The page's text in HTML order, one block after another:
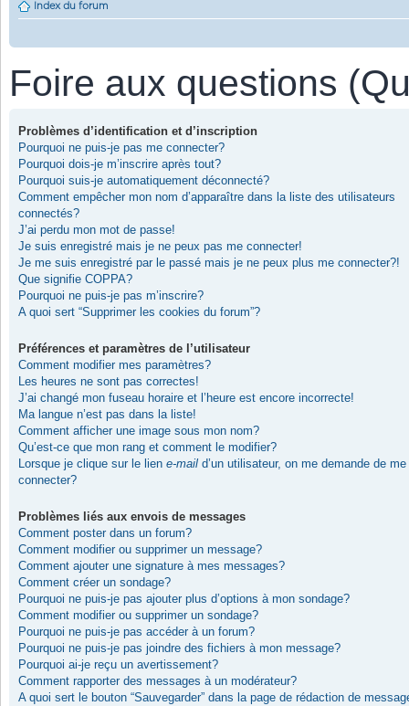
Index du forum
Foire aux questions
Problèmes d’identification et d’inscription
Pourquoi ne puis-je pas me connecter?
Pourquoi dois-je m’inscrire après tout?
Pourquoi suis-je automatiquement déconnecté?
Comment empêcher mon nom d’apparaître dans la liste des utilisateurs
connectés?
J’ai perdu mon mot de passe!
Je suis enregistré mais je ne peux pas me connecter!
Je me suis enregistré par le passé mais je ne peux plus me connecter?!
Que signifie COPPA?
Pourquoi ne puis-je pas m’inscrire?
A quoi sert “Supprimer les cookies du forum”?
Préférences et paramètres de l’utilisateur
Comment modifier mes paramètres?
Les heures ne sont pas correctes!
J’ai changé mon fuseau horaire et l’heure est encore incorrecte!
Ma langue n’est pas dans la liste!
Comment afficher une image sous mon nom?
Qu’est-ce que mon rang et comment le modifier?
Lorsque je clique sur le lien e-mail d’un utilisateur, on me demande de me
connecter?
Problèmes liés aux envois de messages
Comment poster dans un forum?
Comment modifier ou supprimer un message?
Comment ajouter une signature à mes messages?
Comment créer un sondage?
Pourquoi ne puis-je pas ajouter plus d’options à mon sondage?
Comment modifier ou supprimer un sondage?
Pourquoi ne puis-je pas accéder à un forum?
Pourquoi ne puis-je pas joindre des fichiers à mon message?
Pourquoi ai-je reçu un avertissement?
Comment rapporter des messages à un modérateur?
A quoi sert le bouton “Sauvegarder” dans la page de rédaction de